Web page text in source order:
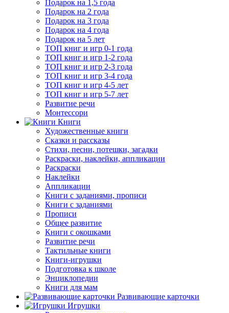
Подарок на 1,5 года
Подарок на 2 года
Подарок на 3 года
Подарок на 4 года
Подарок на 5 лет
ТОП книг и игр 0-1 года
ТОП книг и игр 1-2 года
ТОП книг и игр 2-3 года
ТОП книг и игр 3-4 года
ТОП книг и игр 4-5 лет
ТОП книг и игр 5-7 лет
Развитие речи
Монтессори
Книги
Художественные книги
Сказки и рассказы
Стихи, песни, потешки, загадки
Раскраски, наклейки, аппликации
Раскраски
Наклейки
Аппликации
Книги с заданиями, прописи
Книги с заданиями
Прописи
Общее развитие
Книги с окошками
Развитие речи
Тактильные книги
Книги-игрушки
Подготовка к школе
Энциклопедии
Книги для мам
Развивающие карточки
Игрушки